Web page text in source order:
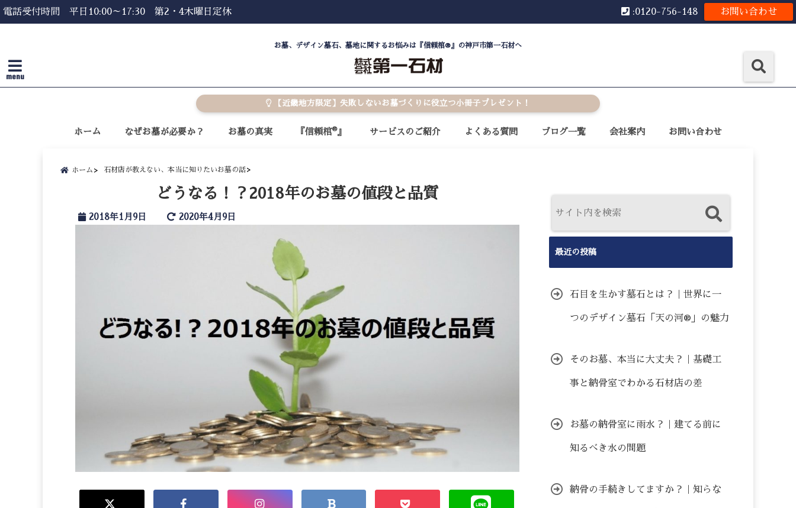
電話受付時間 平日10:00～17:30 第2・4木曜日定休 お問い合わせ
:0120-756-148
お墓、デザイン墓石、墓地に関するお悩みは『信頼棺®』の神戸市第一石材へ
menu
【近畿地方限定】失敗しないお墓づくりに役立つ小冊子プレゼント！
ホーム なぜお墓が必要か？ お墓の真実 『信頼棺®』 サービスのご紹介 よくある質問 ブログ一覧 会社案内 お問い合わせ
ホーム 石材店が教えない、本当に知りたいお墓の話
どうなる！？2018年のお墓の値段と品質
2018年1月9日 2020年4月9日
最近の投稿
石目を生かす墓石とは？｜世界に一
つのデザイン墓石「天の河®」の魅力
そのお墓、本当に大丈夫？｜基礎工
事と納骨室でわかる石材店の差
お墓の納骨室に雨水？｜建てる前に
知るべき水の問題
納骨の手続きしてますか？｜知らな